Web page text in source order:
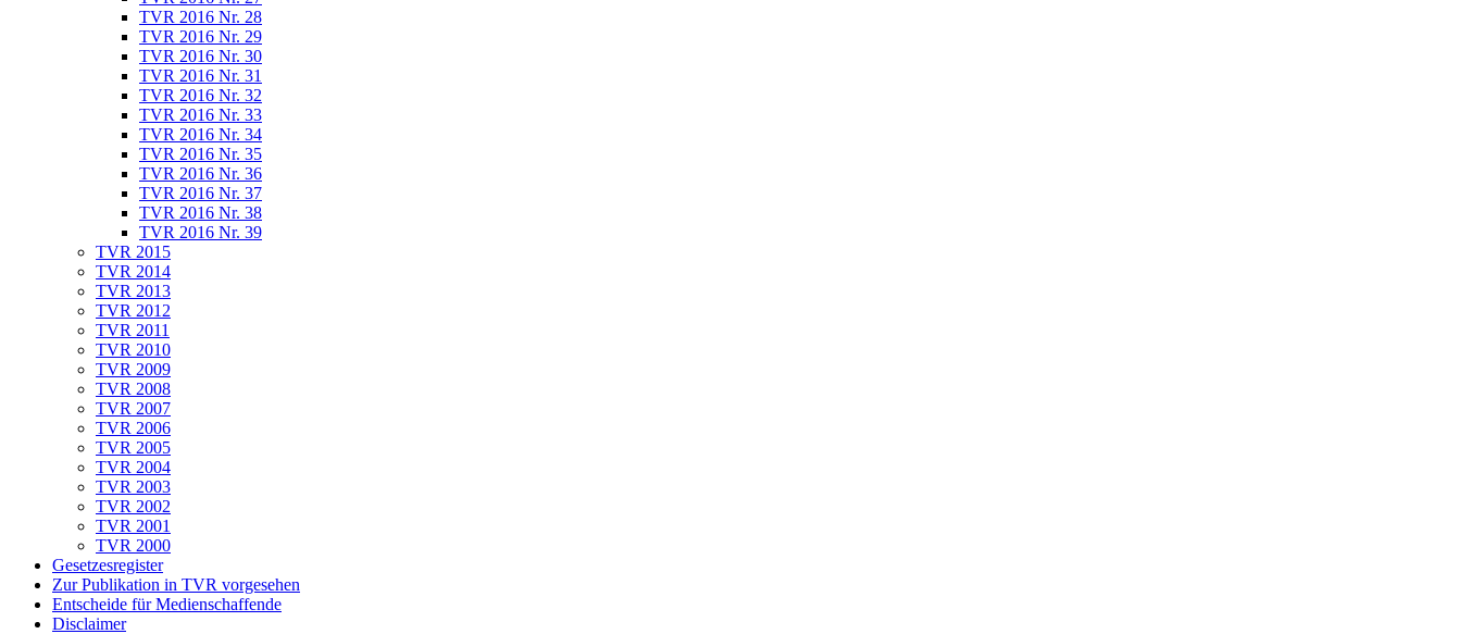
TVR 2016 Nr. 28
TVR 2016 Nr. 29
TVR 2016 Nr. 30
TVR 2016 Nr. 31
TVR 2016 Nr. 32
TVR 2016 Nr. 33
TVR 2016 Nr. 34
TVR 2016 Nr. 35
TVR 2016 Nr. 36
TVR 2016 Nr. 37
TVR 2016 Nr. 38
TVR 2016 Nr. 39
TVR 2015
TVR 2014
TVR 2013
TVR 2012
TVR 2011
TVR 2010
TVR 2009
TVR 2008
TVR 2007
TVR 2006
TVR 2005
TVR 2004
TVR 2003
TVR 2002
TVR 2001
TVR 2000
Gesetzesregister
Zur Publikation in TVR vorgesehen
Entscheide für Medienschaffende
Disclaimer